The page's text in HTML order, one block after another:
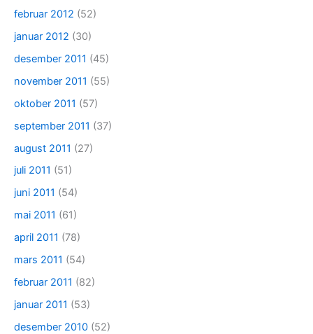
februar 2012 (52)
januar 2012 (30)
desember 2011 (45)
november 2011 (55)
oktober 2011 (57)
september 2011 (37)
august 2011 (27)
juli 2011 (51)
juni 2011 (54)
mai 2011 (61)
april 2011 (78)
mars 2011 (54)
februar 2011 (82)
januar 2011 (53)
desember 2010 (52)